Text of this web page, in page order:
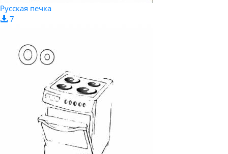
Русская печка
7